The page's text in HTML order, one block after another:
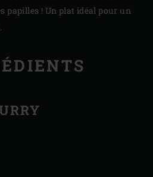
papilles ! Un plat idéal pour un